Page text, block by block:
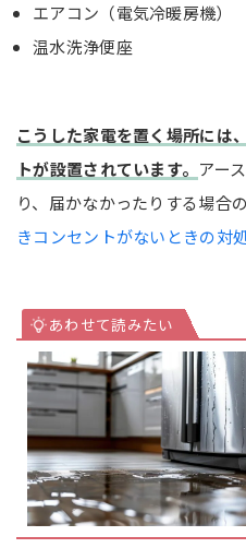
エアコン（電気冷暖房機）
温水洗浄便座
こうした家電を置く場所には
トが設置されています。 アー
り、届かなかったりする場合
きコンセントがないときの対